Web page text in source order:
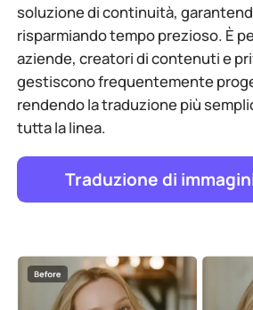
soluzione di continuità,
risparmiando tempo prezioso. È
aziende, creatori di contenuti e
gestiscono frequentemente
rendendo la traduzione più
tutta la linea.
Traduzione di